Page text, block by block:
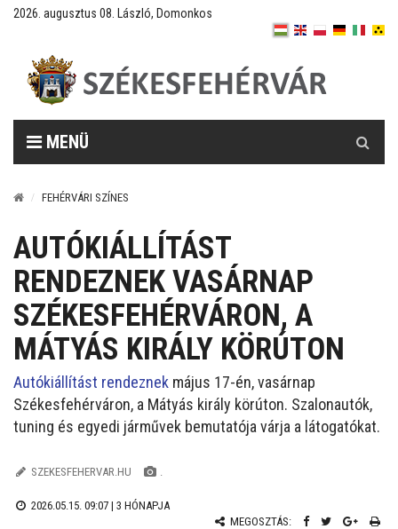
2026. augusztus 08. László, Domonkos
MENÜ
FEHÉRVÁRI SZÍNES
AUTÓKIÁLLÍTÁST
RENDEZNEK VASÁRNAP
SZÉKESFEHÉRVÁRON, A
MÁTYÁS KIRÁLY KÖRÚTON
Autókiállítást rendeznek május 17-én, vasárnap
Székesfehérváron, a Mátyás király körúton. Szalonautók,
tuning és egyedi járművek bemutatója várja a látogatókat.
SZEKESFEHERVAR.HU .
2026.05.15. 09:07 | 3 HÓNAPJA
MEGOSZTÁS: